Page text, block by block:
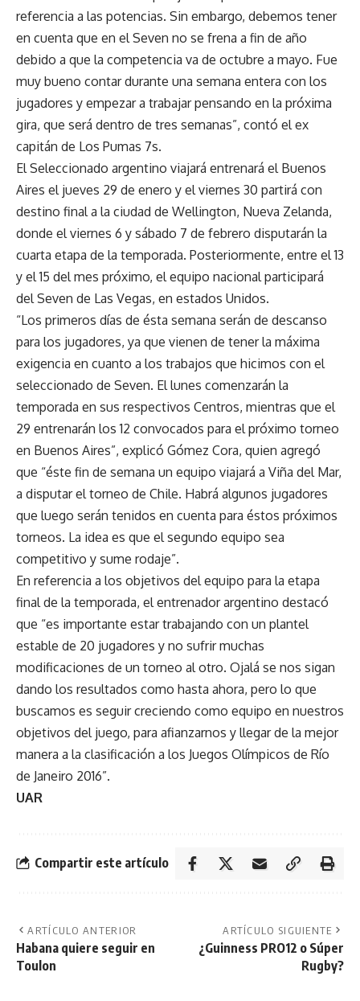
referencia a las potencias. Sin embargo, debemos tener
en cuenta que en el Seven no se frena a fin de año
debido a que la competencia va de octubre a mayo. Fue
muy bueno contar durante una semana entera con los
jugadores y empezar a trabajar pensando en la próxima
gira, que será dentro de tres semanas”, contó el ex
capitán de Los Pumas 7s.
El Seleccionado argentino viajará entrenará el Buenos
Aires el jueves 29 de enero y el viernes 30 partirá con
destino final a la ciudad de Wellington, Nueva Zelanda,
donde el viernes 6 y sábado 7 de febrero disputarán la
cuarta etapa de la temporada. Posteriormente, entre el 13
y el 15 del mes próximo, el equipo nacional participará
del Seven de Las Vegas, en estados Unidos.
“Los primeros días de ésta semana serán de descanso
para los jugadores, ya que vienen de tener la máxima
exigencia en cuanto a los trabajos que hicimos con el
seleccionado de Seven. El lunes comenzarán la
temporada en sus respectivos Centros, mientras que el
29 entrenarán los 12 convocados para el próximo torneo
en Buenos Aires”, explicó Gómez Cora, quien agregó
que “éste fin de semana un equipo viajará a Viña del Mar,
a disputar el torneo de Chile. Habrá algunos jugadores
que luego serán tenidos en cuenta para éstos próximos
torneos. La idea es que el segundo equipo sea
competitivo y sume rodaje”.
En referencia a los objetivos del equipo para la etapa
final de la temporada, el entrenador argentino destacó
que “es importante estar trabajando con un plantel
estable de 20 jugadores y no sufrir muchas
modificaciones de un torneo al otro. Ojalá se nos sigan
dando los resultados como hasta ahora, pero lo que
buscamos es seguir creciendo como equipo en nuestros
objetivos del juego, para afianzarnos y llegar de la mejor
manera a la clasificación a los Juegos Olímpicos de Río
de Janeiro 2016”.
UAR
Compartir este artículo
ARTÍCULO ANTERIOR
Habana quiere seguir en
Toulon
ARTÍCULO SIGUIENTE
¿Guinness PRO12 o Súper
Rugby?